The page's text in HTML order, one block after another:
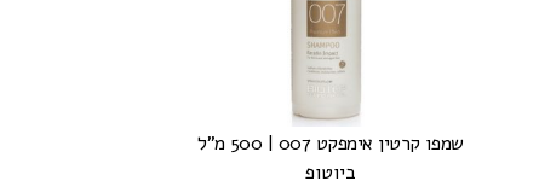
שמפו קרטין אימפקט 007 | 500 מ"ל
ביוטופ